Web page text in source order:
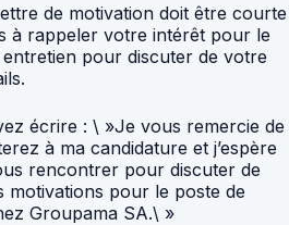
de motivation doit être courte
à rappeler votre intérêt pour le
pour discuter de votre
écrire : \ »Je vous remercie de
à ma candidature et j’espère
rencontrer pour discuter de
motivations pour le poste de
Groupama SA.\ »